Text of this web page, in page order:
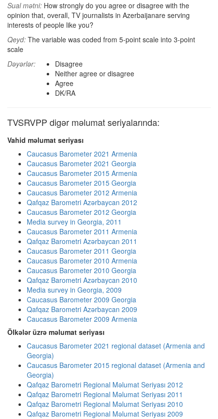
Sual mətni: How strongly do you agree or disagree with the
opinion that, overall, TV journalists in Azerbaijanare serving
interests of people like you?
Qeyd: The variable was coded from 5-point scale into 3-point
scale
Dəyərlər:
Disagree
Neither agree or disagree
Agree
DK/RA
TVSRVPP digər məlumat seriyalarında:
Vahid məlumat seriyası
Caucasus Barometer 2021 Armenia
Caucasus Barometer 2021 Georgia
Caucasus Barometer 2015 Armenia
Caucasus Barometer 2015 Georgia
Caucasus Barometer 2012 Armenia
Qafqaz Barometri Azərbaycan 2012
Caucasus Barometer 2012 Georgia
Media survey in Georgia, 2011
Caucasus Barometer 2011 Armenia
Qafqaz Barometri Azərbaycan 2011
Caucasus Barometer 2011 Georgia
Caucasus Barometer 2010 Armenia
Caucasus Barometer 2010 Georgia
Qafqaz Barometri Azərbaycan 2010
Media survey in Georgia, 2009
Caucasus Barometer 2009 Georgia
Qafqaz Barometri Azərbaycan 2009
Caucasus Barometer 2009 Armenia
Ölkələr üzrə məlumat seriyası
Caucasus Barometer 2021 regional dataset (Armenia and
Georgia)
Caucasus Barometer 2015 regional dataset (Armenia and
Georgia)
Qafqaz Barometri Regional Məlumat Seriyası 2012
Qafqaz Barometri Regional Məlumat Seriyası 2011
Qafqaz Barometri Regional Məlumat Seriyası 2010
Qafqaz Barometri Regional Məlumat Seriyası 2009